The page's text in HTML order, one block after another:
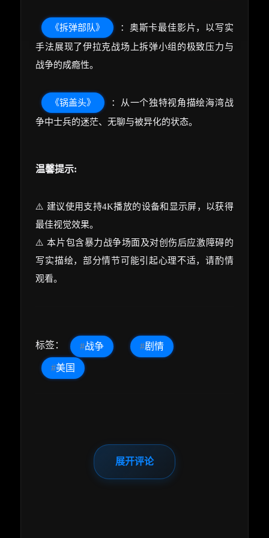
《拆弹部队》
：奥斯卡最佳影片，以写实
手法展现了伊拉克战场上拆弹小组的极致压力与
战争的成瘾性。
《锅盖头》
：从一个独特视角描绘海湾战
争中士兵的迷茫、无聊与被异化的状态。
温馨提示:
⚠️ 建议使用支持4K播放的设备和显示屏，以获得
最佳视觉效果。
⚠️ 本片包含暴力战争场面及对创伤后应激障碍的
写实描绘，部分情节可能引起心理不适，请酌情
观看。
标签： #战争 #剧情
#美国
展开评论